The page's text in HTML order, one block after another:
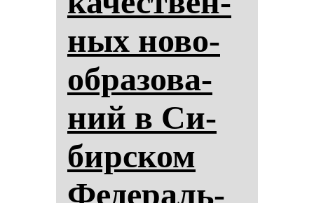
ных но­во­
об­ра­зо­ва­
ний в Си­
бир­ском
Фе­де­раль­